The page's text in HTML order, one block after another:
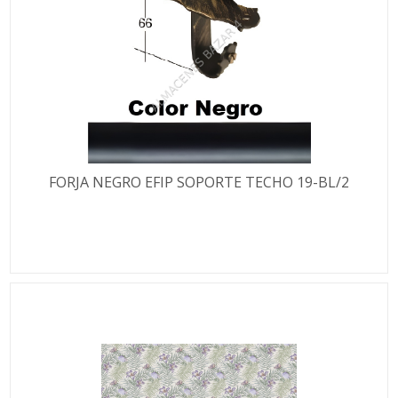
FORJA NEGRO EFIP SOPORTE TECHO 19-BL/2